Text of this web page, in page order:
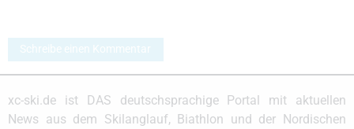
Schreibe einen Kommentar
xc-ski.de ist DAS deutschsprachige Portal mit aktuellen
News aus dem Skilanglauf, Biathlon und der Nordischen